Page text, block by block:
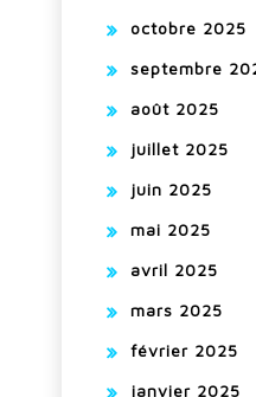
octobre 2025
septembre
août 2025
juillet 2025
juin 2025
mai 2025
avril 2025
mars 2025
février 2025
janvier 2025